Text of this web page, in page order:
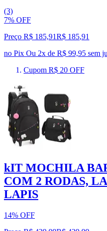
(3)
7% OFF
Preço R$ 185,91R$ 185,91
no Pix Ou 2x de R$ 99,95 sem
Cupom R$ 20 OFF
kIT MOCHILA
COM 2 RODAS,
LAPIS
14% OFF